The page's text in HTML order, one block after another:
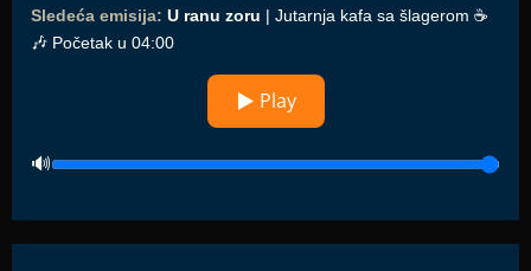
Sledeća emisija: U ranu zoru | Jutarnja kafa sa šlagerom ☕️
🎶 Početak u 04:00
▶ Play